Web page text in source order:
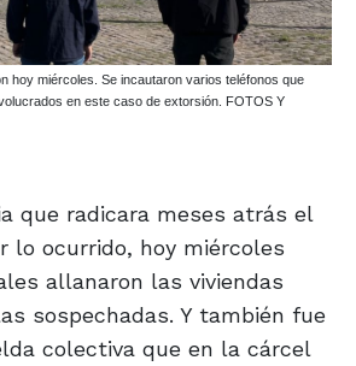
hoy miércoles. Se incautaron varios teléfonos que
en este caso de extorsión. FOTOS Y
que radicara meses atrás el
lo ocurrido, hoy miércoles
allanaron las viviendas
sospechadas. Y también fue
colectiva que en la cárcel